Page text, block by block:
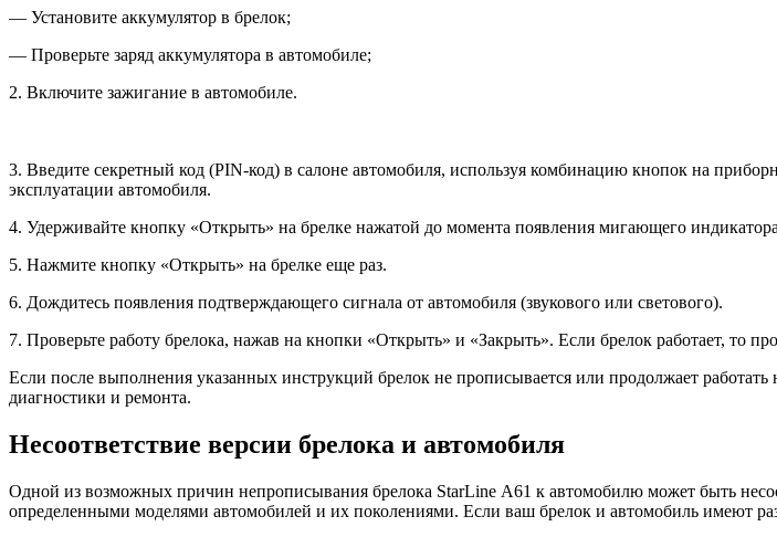
— Установите аккумулятор в брелок;
— Проверьте заряд аккумулятора в автомобиле;
2. Включите зажигание в автомобиле.
3. Введите секретный код (PIN-код) в салоне автомобиля, используя комбинацию кнопок на
эксплуатации автомобиля.
4. Удерживайте кнопку «Открыть» на брелке нажатой до момента появления мигающего
5. Нажмите кнопку «Открыть» на брелке еще раз.
6. Дождитесь появления подтверждающего сигнала от автомобиля (звукового или светового).
7. Проверьте работу брелока, нажав на кнопки «Открыть» и «Закрыть». Если брелок работает, то
Если после выполнения указанных инструкций брелок не прописывается или продолжает
диагностики и ремонта.
Несоответствие версии брелока и автомобиля
Одной из возможных причин непрописывания брелока StarLine А61 к автомобилю может быть
определенными моделями автомобилей и их поколениями. Если ваш брелок и автомобиль имеют